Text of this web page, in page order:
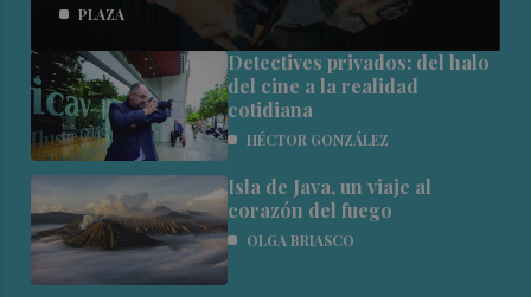
PLAZA
Detectives privados: del halo
del cine a la realidad
cotidiana
HÉCTOR GONZÁLEZ
Isla de Java, un viaje al
corazón del fuego
OLGA BRIASCO